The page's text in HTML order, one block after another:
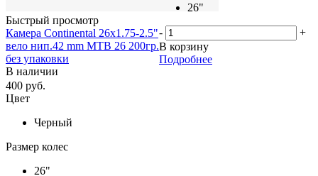
Быстрый просмотр
Камера Continental 26x1.75-2.5"
вело нип.42 mm MTB 26 200гр.
без упаковки
В наличии
400 руб.
Цвет
Черный
Размер колес
26"
26"
-
+
В корзину
Подробнее